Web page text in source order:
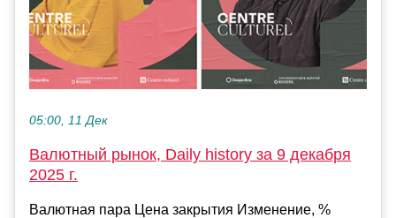
05:00, 11 Дек
Валютный рынок, Daily history за 9 декабря
2025 г.
Валютная пара Цена закрытия Изменение, %